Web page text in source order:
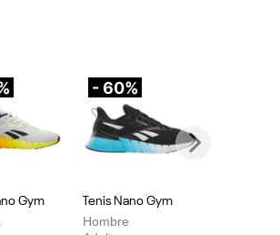
Gym
- 60%
Tenis Nano Gym
Hombre